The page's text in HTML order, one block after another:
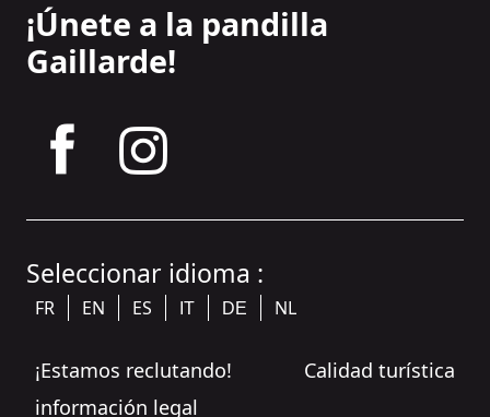
¡Únete a la pandilla
Gaillarde!
Seleccionar idioma :
FR EN ES IT DE NL
¡Estamos reclutando!
Calidad turística
información legal